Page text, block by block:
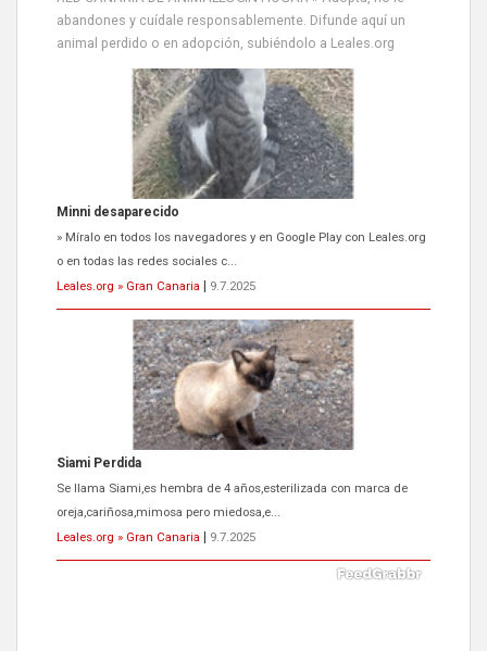
abandones y cuídale responsablemente. Difunde aquí un
animal perdido o en adopción, subiéndolo a Leales.org
Siami Perdida
Se llama Siami,es hembra de 4 años,esterilizada con marca de
oreja,cariñosa,mimosa pero miedosa,e...
Leales.org » Gran Canaria
9.7.2025
ADOPCIÓN URGENTE GATA TEROR GRAN CANARIA
El ayuntamiento se va a llevar a Los Gatos callejeros de la zona los
próximos días, ella incluida...
Leales.org » Gran Canaria
9.7.2025